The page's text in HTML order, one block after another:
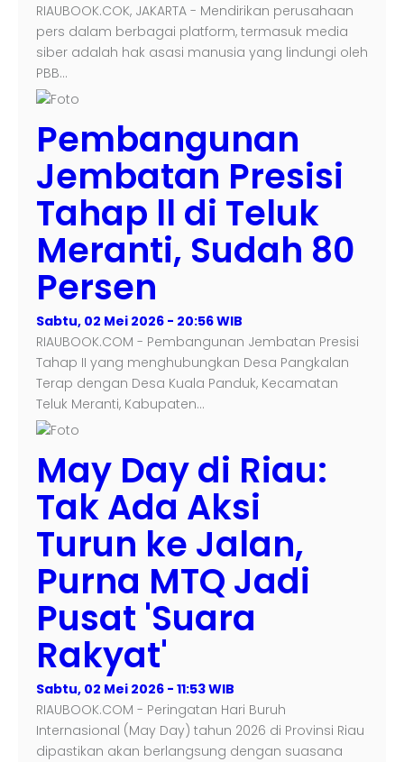
RIAUBOOK.COK, JAKARTA - Mendirikan perusahaan
pers dalam berbagai platform, termasuk media
siber adalah hak asasi manusia yang lindungi oleh
PBB…
Pembangunan
Jembatan Presisi
Tahap ll di Teluk
Meranti, Sudah 80
Persen
Sabtu, 02 Mei 2026 - 20:56 WIB
RIAUBOOK.COM - Pembangunan Jembatan Presisi
Tahap II yang menghubungkan Desa Pangkalan
Terap dengan Desa Kuala Panduk, Kecamatan
Teluk Meranti, Kabupaten…
May Day di Riau:
Tak Ada Aksi
Turun ke Jalan,
Purna MTQ Jadi
Pusat 'Suara
Rakyat'
Sabtu, 02 Mei 2026 - 11:53 WIB
RIAUBOOK.COM - Peringatan Hari Buruh
Internasional (May Day) tahun 2026 di Provinsi Riau
dipastikan akan berlangsung dengan suasana